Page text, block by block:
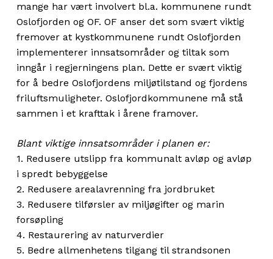
mange har vært involvert bl.a. kommunene rundt
Oslofjorden og OF. OF anser det som svært viktig
fremover at kystkommunene rundt Oslofjorden
implementerer innsatsområder og tiltak som
inngår i regjerningens plan. Dette er svært viktig
for å bedre Oslofjordens miljøtilstand og fjordens
friluftsmuligheter. Oslofjordkommunene må stå
sammen i et krafttak i årene framover.
Blant viktige innsatsområder i planen er:
1. Redusere utslipp fra kommunalt avløp og avløp
i spredt bebyggelse
2. Redusere arealavrenning fra jordbruket
3. Redusere tilførsler av miljøgifter og marin
forsøpling
4. Restaurering av naturverdier
5. Bedre allmenhetens tilgang til strandsonen